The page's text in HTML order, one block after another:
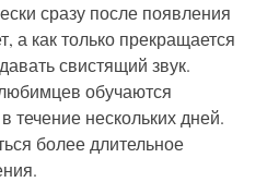
сразу после появления
а как только прекращается
свистящий звук.
обучаются
нескольких дней.
более длительное